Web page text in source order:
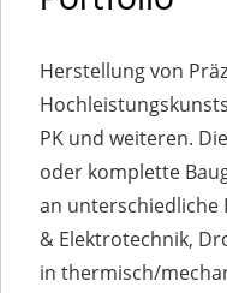
Herstellung von
PK und weiteren.
oder komplette
an unterschiedliche
& Elektrotechnik,
in thermisch/